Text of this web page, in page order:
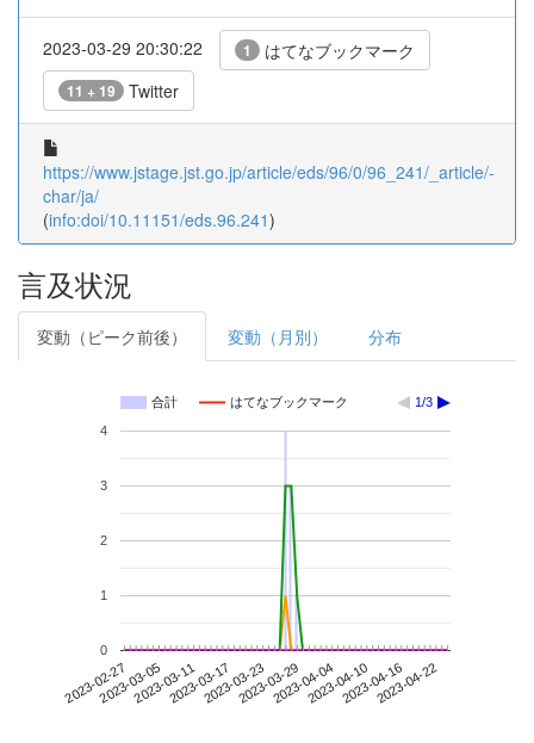
2023-03-29 20:30:22 1 はてなブックマーク
11 + 19 Twitter
https://www.jstage.jst.go.jp/article/eds/96/0/96_241/_article/-
char/ja/
(info:doi/10.11151/eds.96.241)
言及状況
変動（ピーク前後） 変動（月別） 分布
合計 はてなブックマーク 1/3
2023-02-272023-03-052023-03-112023-03-172023-03-232023-03-292023-04-042023-04-102023-04-162023-04-22
0
1
2
3
4